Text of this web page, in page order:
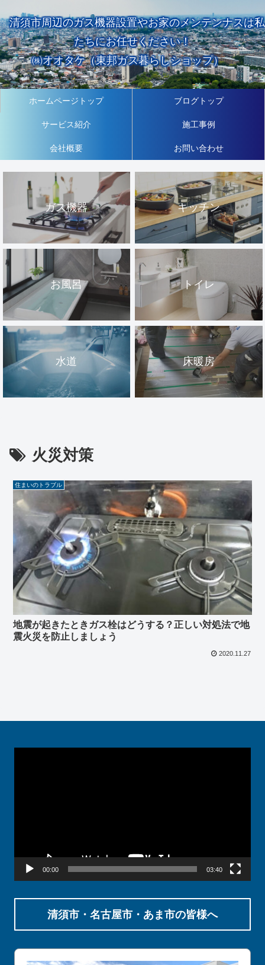
清須市周辺のガス機器設置やお家のメンテンナスは私
たちにお任せください！
㈱オオタケ（東邦ガス暮らしショップ）
ホームページトップ ブログトップ
サービス紹介 施工事例
会社概要 お問い合わせ
ガス機器 キッチン
お風呂 トイレ
水道 床暖房
火災対策
住まいのトラブル
地震が起きたときガス栓はどうする？正しい対処法で地
震火災を防止しましょう
2020.11.27
00:00 03:40
清須市・名古屋市・あま市の皆様へ